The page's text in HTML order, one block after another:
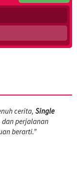
cerita, Single
perjalanan
berarti.”